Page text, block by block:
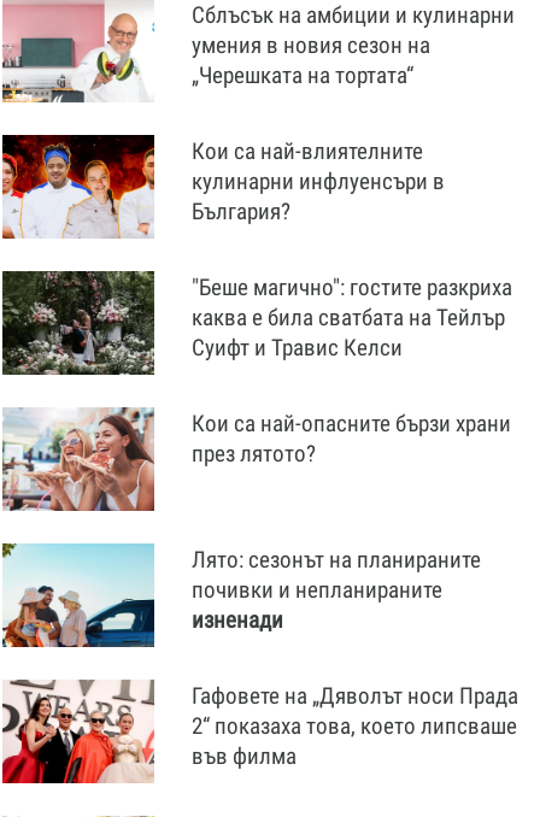
Сблъсък на амбиции и кулинарни
умения в новия сезон на
„Черешката на тортата“
Кои са най-влиятелните
кулинарни инфлуенсъри в
България?
"Беше магично": гостите разкриха
каква е била сватбата на Тейлър
Суифт и Травис Келси
Кои са най-опасните бързи храни
през лятото?
Лято: сезонът на планираните
почивки и непланираните
изненади
Гафовете на „Дяволът носи Прада
2“ показаха това, което липсваше
във филма